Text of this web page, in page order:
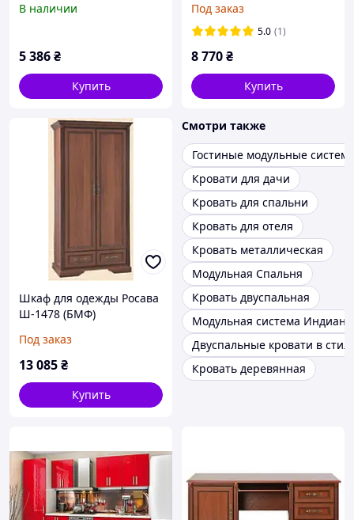
(Мебель-Сервис)
В наличии
5 386₴
Купить
610х610х2020мм
Под заказ
5.0 (1)
8 770₴
Купить
Шкаф для одежды Росава
Ш-1478 (БМФ)
Под заказ
13 085₴
Купить
Смотри также
Гостиные модульные
Кровати для дачи
Кровать для спальни
Кровать для отеля
Кровать металлическая
Модульная Спальня
Кровать двуспальная
Модульная система Индиана
Двуспальные кровати в
Кровать деревянная